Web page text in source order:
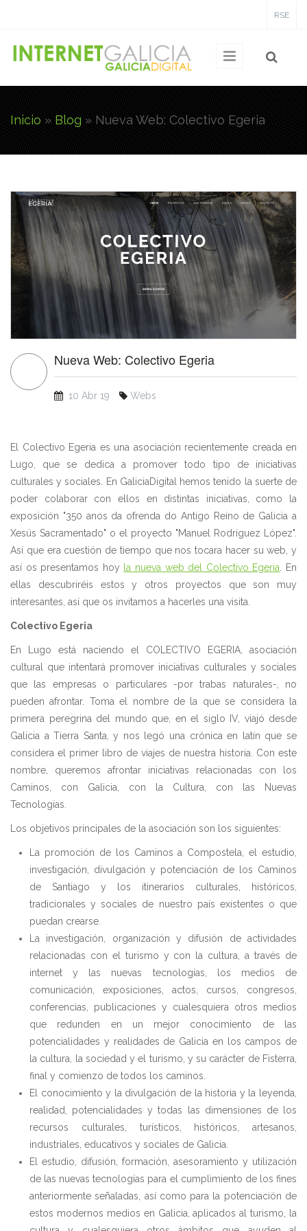
RSE
Usted está aquí
Inicio » Blog » Nueva Web: Colectivo Egeria
Nueva Web: Colectivo Egeria
10 Abr 19 Webs
El Colectivo Egeria es una asociación recientemente creada en
Lugo, que se dedica a promover todo tipo de iniciativas
culturales y sociales. En GaliciaDigital hemos tenido la suerte de
poder colaborar con ellos en distintas iniciativas, como la
exposición "350 anos da ofrenda do Antigo Reino de Galicia a
Xesús Sacramentado" o el proyecto "Manuel Rodríguez López".
Así que era cuestión de tiempo que nos tocara hacer su web, y
así os presentamos hoy la nueva web del Colectivo Egeria. En
ellas descubriréis estos y otros proyectos que son muy
interesantes, así que os invitamos a hacerles una visita.
Colectivo Egeria
En Lugo está naciendo el COLECTIVO EGERIA, asociación
cultural que intentará promover iniciativas culturales y sociales
que las empresas o particulares -por trabas naturales-, no
pueden afrontar. Toma el nombre de la que se considera la
primera peregrina del mundo que, en el siglo IV, viajó desde
Galicia a Tierra Santa, y nos legó una crónica en latín que se
considera el primer libro de viajes de nuestra historia. Con este
nombre, queremos afrontar iniciativas relacionadas con los
Caminos, con Galicia, con la Cultura, con las Nuevas
Tecnologías.
Los objetivos principales de la asociación son los siguientes:
La promoción de los Caminos a Compostela, el estudio,
investigación, divulgación y potenciación de los Caminos
de Santiago y los itinerarios culturales, históricos,
tradicionales y sociales de nuestro país existentes o que
puedan crearse.
La investigación, organización y difusión de actividades
relacionadas con el turismo y con la cultura, a través de
internet y las nuevas tecnologías, los medios de
comunicación, exposiciones, actos, cursos, congresos,
conferencias, publicaciones y cualesquiera otros medios
que redunden en un mejor conocimiento de las
potencialidades y realidades de Galicia en los campos de
la cultura, la sociedad y el turismo, y su carácter de Fisterra,
final y comienzo de todos los caminos.
El conocimiento y la divulgación de la historia y la leyenda,
realidad, potencialidades y todas las dimensiones de los
recursos culturales, turísticos, históricos, artesanos,
industriales, educativos y sociales de Galicia.
El estudio, difusión, formación, asesoramiento y utilización
de las nuevas tecnologías para el cumplimiento de los fines
anteriormente señaladas, así como para la potenciación de
estos modernos medios en Galicia, aplicados al turismo, la